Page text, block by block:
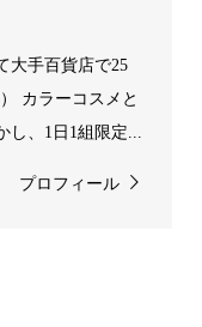
大手百貨店で25
カラーコスメと
、1日1組限定...
プロフィール